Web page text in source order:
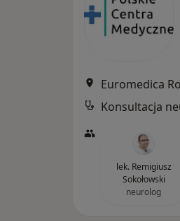
Konsultacja
lek. Remigiusz
Sokołowski
neurolog